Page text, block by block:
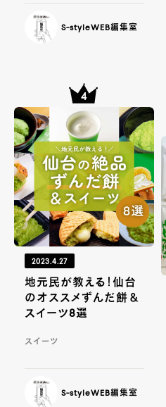
S-styleWEB編集室
2023.4.27
地元民が教える！仙台
のオススメずんだ餅＆
スイーツ8選
スイーツ
S-styleWEB編集室